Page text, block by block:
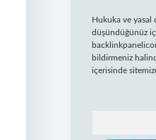
Hukuka ve yasal
düşündüğünüz
bildirmeniz
içerisinde